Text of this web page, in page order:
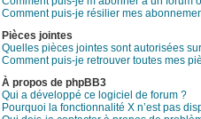
Comment puis-je résilier mes
Pièces jointes
Quelles pièces jointes sont autorisées
Comment puis-je retrouver toutes mes
À propos de phpBB3
Qui a développé ce logiciel de forum ?
Pourquoi la fonctionnalité X n’est pas